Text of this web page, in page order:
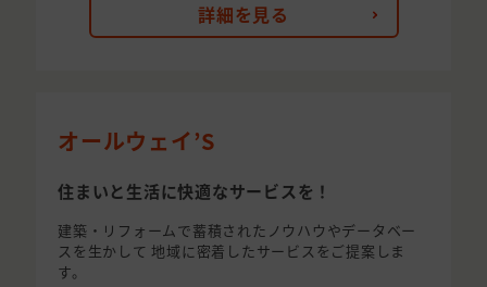
詳細を見る
オールウェイ’S
住まいと生活に快適なサービスを！
建築・リフォームで蓄積されたノウハウやデータベー
スを生かして 地域に密着したサービスをご提案しま
す。